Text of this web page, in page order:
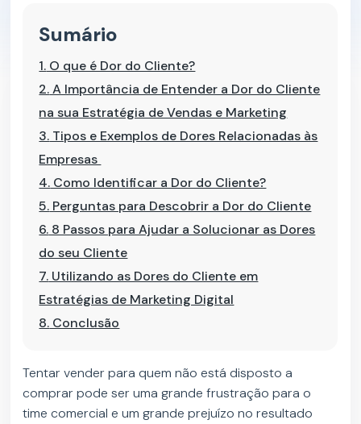
Sumário
1. O que é Dor do Cliente?
2.A Importância de Entender a Dor do Cliente
na sua Estratégia de Vendas e Marketing
3. Tipos e Exemplos de Dores Relacionadas às
Empresas
4. Como Identificar a Dor do Cliente?
5. Perguntas para Descobrir a Dor do Cliente
6. 8 Passos para Ajudar a Solucionar as Dores
do seu Cliente
7. Utilizando as Dores do Cliente em
Estratégias de Marketing Digital
8. Conclusão
Tentar vender para quem não está disposto a
comprar pode ser uma grande frustração para o
time comercial e um grande prejuízo no resultado